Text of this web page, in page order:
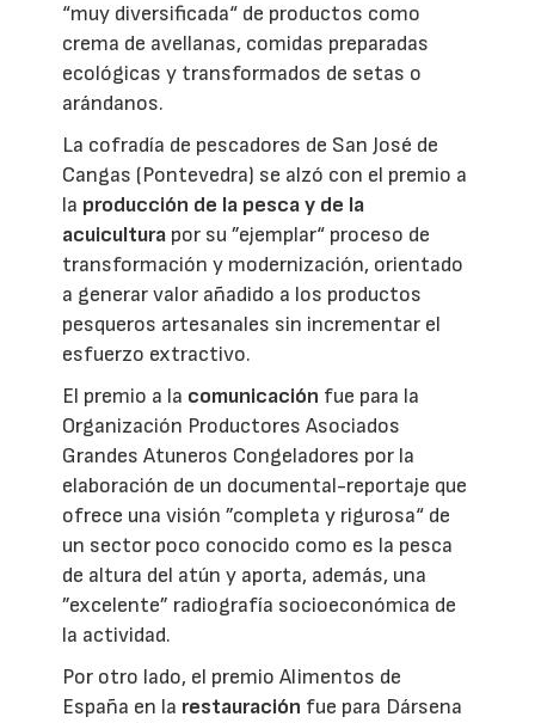
“muy diversificada“ de productos como
crema de avellanas, comidas preparadas
ecológicas y transformados de setas o
arándanos.
La cofradía de pescadores de San José de
Cangas (Pontevedra) se alzó con el premio a
la producción de la pesca y de la
acuicultura por su ”ejemplar“ proceso de
transformación y modernización, orientado
a generar valor añadido a los productos
pesqueros artesanales sin incrementar el
esfuerzo extractivo.
El premio a la comunicación fue para la
Organización Productores Asociados
Grandes Atuneros Congeladores por la
elaboración de un documental-reportaje que
ofrece una visión ”completa y rigurosa“ de
un sector poco conocido como es la pesca
de altura del atún y aporta, además, una
”excelente” radiografía socioeconómica de
la actividad.
Por otro lado, el premio Alimentos de
España en la restauración fue para Dársena